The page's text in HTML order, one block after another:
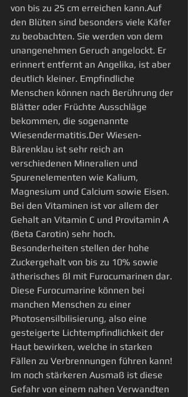
von bis zu 25 cm erreichen kann.Auf
den Blüten sind besonders viele Käfer
zu beobachten. Sie werden von dem
unangenehmen Geruch angelockt. Er
erinnert entfernt an Angelika, ist aber
deutlich kleiner. Empfindliche
Menschen können nach Berührung der
Blätter oder Früchte Ausschläge
bekommen, die sogenannte
Wiesendermatitis.Der Wiesen-
Bärenklau ist sehr reich an
verschiedenen Mineralien und
Spurenelementen wie Kalium,
Magnesium und Calcium sowie Eisen.
Bei den Vitaminen ist vor allem der
Gehalt an Vitamin C und Provitamin A
(Beta Carotin) sehr hoch.
Besonderheiten stellen der hohe
Zuckergehalt von bis zu 10% sowie
ätherisches ßl mit Furocumarinen dar.
Diese Furocumarine können bei
manchen Menschen zu einer
Photosensilbilisierung, also eine
gesteigerte Lichtempfindlichkeit der
Haut bewirken, welche in starken
Fällen zu Verbrennungen führen kann!
Im noch stärkeren Ausmaß ist diese
Gefahr von einem nahen Verwandten